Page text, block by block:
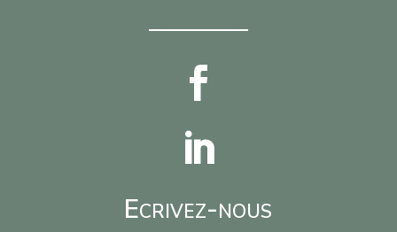


Ecrivez-nous